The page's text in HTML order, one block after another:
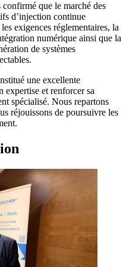
que le marché des
d’injection continue
exigences réglementaires, la
numérique ainsi que la
de systèmes
une excellente
expertise et renforcer sa
spécialisé. Nous repartons
réjouissons de poursuivre les